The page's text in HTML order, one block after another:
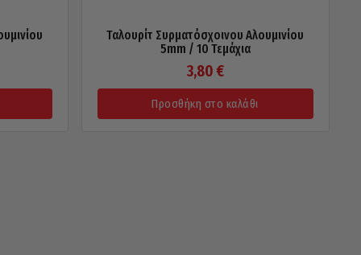
Ταλουρίτ Συρματόσχοινου Αλουμινίου
5mm / 10 Τεμάχια
3,80 €
Προσθήκη στο καλάθι